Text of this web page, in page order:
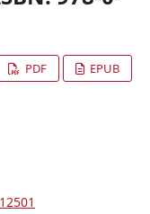
PDF EPUB